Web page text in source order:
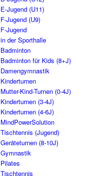
E-Jugend (U11)
F-Jugend (U9)
F-Jugend
in der Sporthalle
Badminton
Badminton für Kids (8+J)
Damengymnastik
Kinderturnen
Mutter-Kind-Turnen (0-4J)
Kinderturnen (3-4J)
Kinderturnen (4-6J)
MindPowerSolution
Tischtennis (Jugend)
Geräteturnen (8-10J)
Gymnastik
Pilates
Tischtennis